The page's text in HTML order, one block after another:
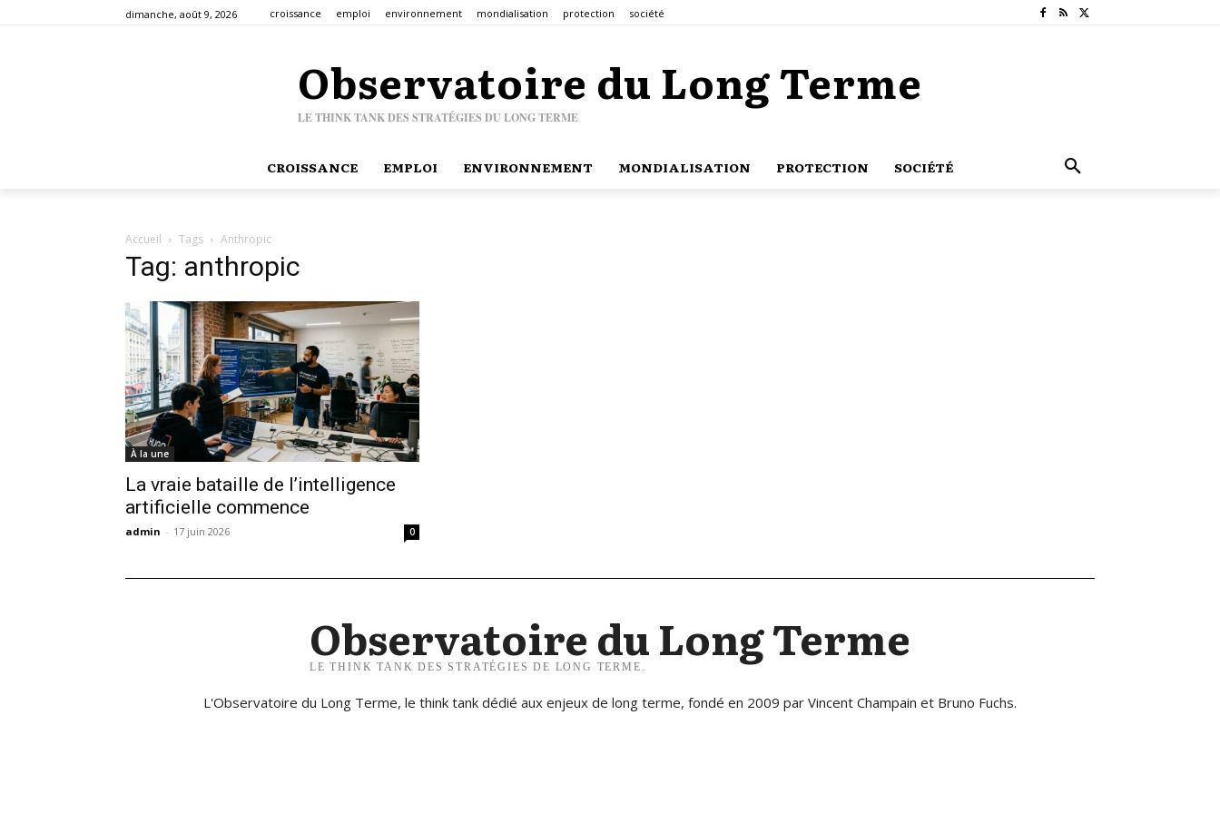
dimanche, août 9, 2026 croissance emploi environnement mondialisation protection société
Observatoire du Long Terme
LE THINK TANK DES STRATÉGIES DU LONG TERME
CROISSANCE EMPLOI ENVIRONNEMENT MONDIALISATION PROTECTION SOCIÉTÉ
Accueil Tags Anthropic
Tag: anthropic
À la une
La vraie bataille de l’intelligence
artificielle commence
admin - 17 juin 2026 0
Observatoire du Long Terme
LE THINK TANK DES STRATÉGIES DE LONG TERME.
L'Observatoire du Long Terme, le think tank dédié aux enjeux de long terme, fondé en 2009 par Vincent Champain et Bruno Fuchs.